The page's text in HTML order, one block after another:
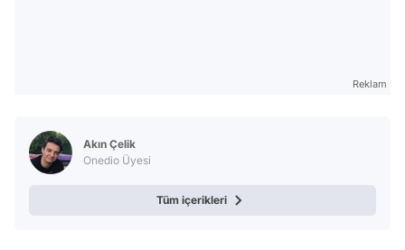
Reklam
Akın Çelik
Onedio Üyesi
Tüm içerikleri